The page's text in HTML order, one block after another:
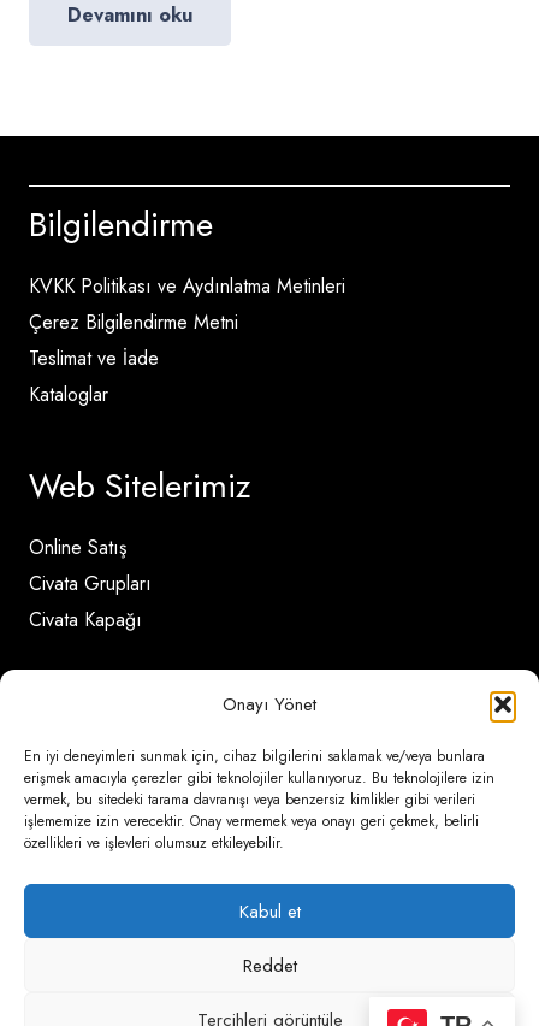
Onayı Yönet
En iyi deneyimleri sunmak için, cihaz bilgilerini saklamak ve/veya bunlara
erişmek amacıyla çerezler gibi teknolojiler kullanıyoruz. Bu teknolojilere izin
vermek, bu sitedeki tarama davranışı veya benzersiz kimlikler gibi verileri
işlememize izin verecektir. Onay vermemek veya onayı geri çekmek, belirli
özellikleri ve işlevleri olumsuz etkileyebilir.
Kabul et
Reddet
Tercihleri görüntüle
Devamını oku
Bilgilendirme
KVKK Politikası ve Aydınlatma Metinleri
Çerez Bilgilendirme Metni
Teslimat ve İade
Kataloglar
Web Sitelerimiz
Online Satış
Civata Grupları
Civata Kapağı
İletişim Detayları
Ömerli Mahallesi Risalet Sokak No:6/A (Hadımköy)
– Arnavutköy / İstanbul
0850 346 6 772